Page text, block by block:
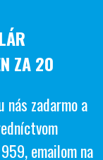
ZA 20
zadarmo a
, emailom na